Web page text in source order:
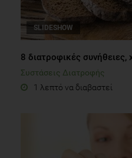
SLIDESHOW
8 διατροφικές
Συστάσεις Διατροφής
1 λεπτό να διαβαστεί